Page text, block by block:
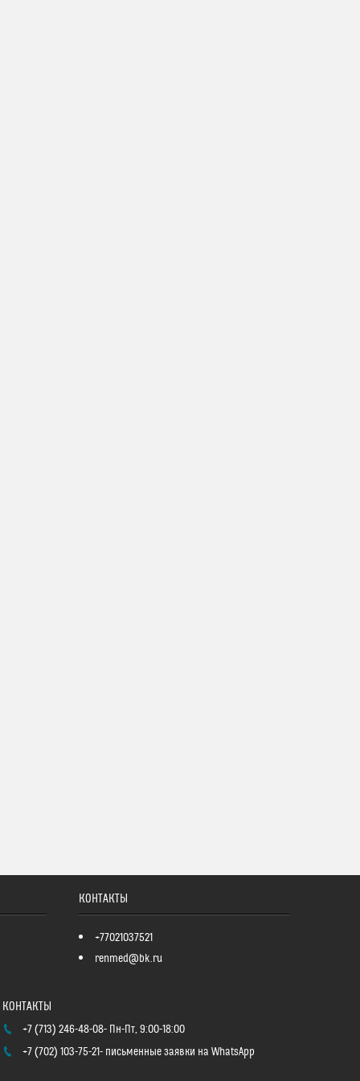
КОНТАКТЫ
+77021037521
renmed@bk.ru
+7 (713) 246-48-08 Пн-Пт, 9:00-18:00
+7 (702) 103-75-21 письменные заявки на WhatsApp